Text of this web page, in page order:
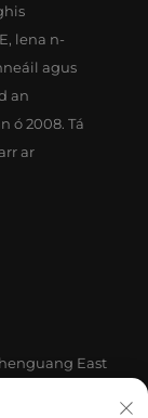
lena n-
agus
an
ó 2008. Tá
ar
East